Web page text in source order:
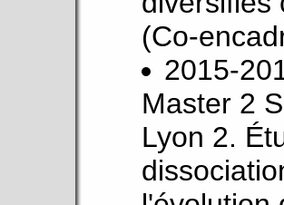
(Co-
2015-
Master 2
Lyon 2.